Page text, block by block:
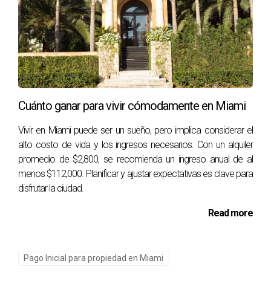
María, una joven profesional, vivió en una habitación
compartida y utilizó el dinero que habría gastado en un
apartamento para aumentar sus ahorros. Con un enfoque
disciplinado, logró reunir un pago inicial significativo que le
permitió comprar su primera casa en un área deseada.
"Comencé a trabajar horas extra y utilicé esos
ingresos para ahorrar. En un año, pude reunir
suficiente para un pago inicial y comprar mi
primer hogar."
José, un padre soltero, utilizó su determinación para
Reflexiones finales
Cuánto ganar para vivir cómodamente en Miami
Vivir en Miami puede ser un sueño, pero implica considerar el
alto costo de vida y los ingresos necesarios. Con un alquiler
promedio de $2,800, se recomienda un ingreso anual de al
menos $112,000. Planificar y ajustar expectativas es clave para
disfrutar la ciudad.
Read more
Pago Inicial para propiedad en Miami